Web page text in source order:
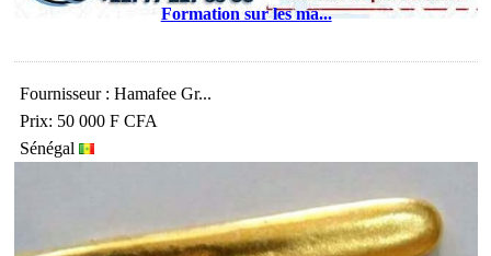
Formation sur les ma...
Fournisseur : Hamafee Gr...
Prix: 50 000 F CFA
Sénégal